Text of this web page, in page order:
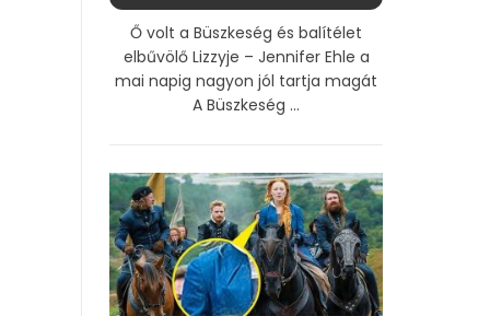
Ő volt a Büszkeség és balítélet
elbűvölő Lizzyje – Jennifer Ehle a
mai napig nagyon jól tartja magát
A Büszkeség ...